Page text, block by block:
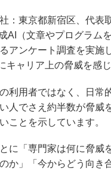
：東京都新宿区、代表
AI（文章やプログラム
アンケート調査を実施
キャリア上の脅威を感
利用者ではなく、日常
人でさえ約半数が脅威
ことを示しています。
に「専門家は何に脅威
か」「今からどう向き